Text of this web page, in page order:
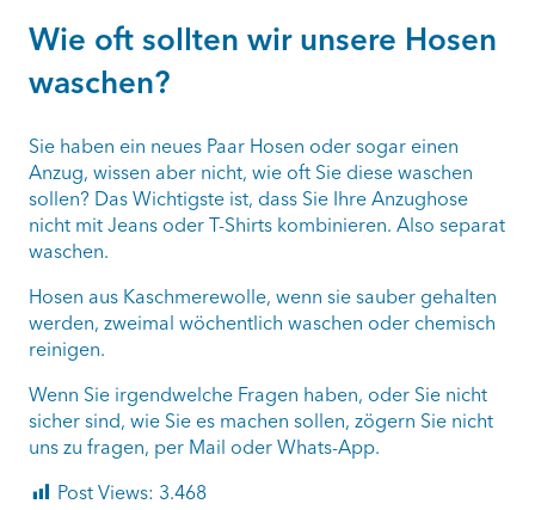
Wie oft sollten wir unsere Hosen
waschen?
Sie haben ein neues Paar Hosen oder sogar einen
Anzug, wissen aber nicht, wie oft Sie diese waschen
sollen? Das Wichtigste ist, dass Sie Ihre Anzughose
nicht mit Jeans oder T-Shirts kombinieren. Also separat
waschen.
Hosen aus Kaschmerewolle, wenn sie sauber gehalten
werden, zweimal wöchentlich waschen oder chemisch
reinigen.
Wenn Sie irgendwelche Fragen haben, oder Sie nicht
sicher sind, wie Sie es machen sollen, zögern Sie nicht
uns zu fragen, per Mail oder Whats-App.
Post Views: 3.468